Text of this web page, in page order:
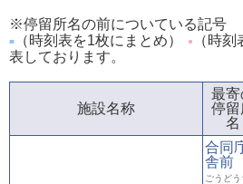
※停留所名の前についている記号
■ （時刻表を1枚にまとめ） ●
（時
表しております。
施設名称
最寄
停留
名
合同
舎前
ごうどう